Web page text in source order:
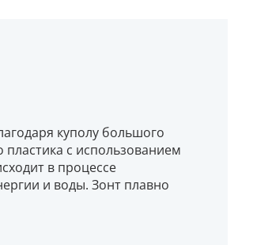
куполу большого
с использованием
в процессе
и воды. Зонт плавно